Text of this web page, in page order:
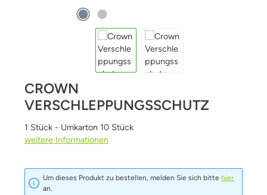
CROWN
VERSCHLEPPUNGSSCHUTZ
1 Stück - Umkarton 10 Stück
weitere Informationen
Um dieses Produkt zu bestellen, melden Sie sich bitte hier
an.